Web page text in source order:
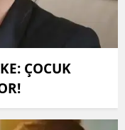
ÇOCUK